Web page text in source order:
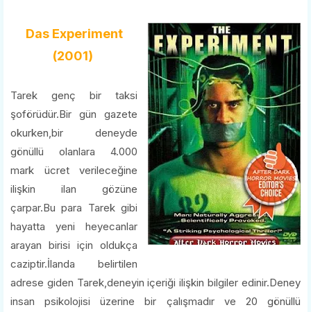
Das Experiment
(2001)
Tarek genç bir taksi
şoförüdür.Bir gün gazete
okurken,bir deneyde
gönüllü olanlara 4.000
mark ücret verileceğine
ilişkin ilan gözüne
çarpar.Bu para Tarek gibi
hayatta yeni heyecanlar
arayan birisi için oldukça
caziptir.İlanda belirtilen
adrese giden Tarek,deneyin içeriği ilişkin bilgiler edinir.Deney
insan psikolojisi üzerine bir çalışmadır ve 20 gönüllü